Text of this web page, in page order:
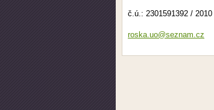
č.ú.: 2301591392 / 2010
roska.uo@seznam. cz